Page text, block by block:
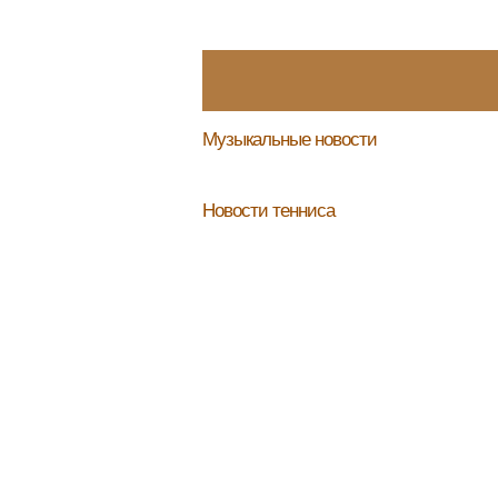
Музыкальные новости
Новости тенниса